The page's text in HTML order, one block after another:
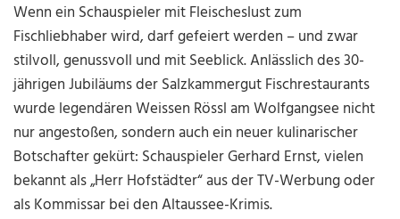
Wenn ein Schauspieler mit Fleischeslust zum
Fischliebhaber wird, darf gefeiert werden – und zwar
stilvoll, genussvoll und mit Seeblick. Anlässlich des 30-
jährigen Jubiläums der Salzkammergut Fischrestaurants
wurde legendären Weissen Rössl am Wolfgangsee nicht
nur angestoßen, sondern auch ein neuer kulinarischer
Botschafter gekürt: Schauspieler Gerhard Ernst, vielen
bekannt als „Herr Hofstädter“ aus der TV-Werbung oder
als Kommissar bei den Altaussee-Krimis.